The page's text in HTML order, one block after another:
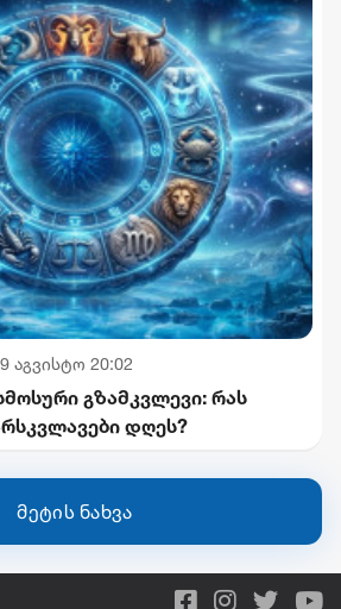
9 აგვისტო 20:02
გზამკვლევი: რას
დღეს?
მეტის ნახვა